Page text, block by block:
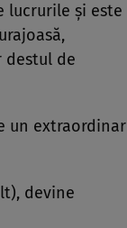
lucrurile şi este
destul de
un extraordinar
devine